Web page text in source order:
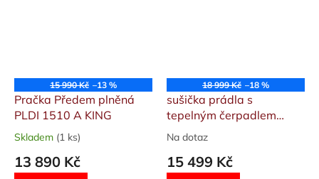
15 990 Kč –13 %
Pračka Předem plněná
PLDI 1510 A KING
Průměrné
produktu
Skladem (1 ks)
13 890 Kč
18 999 Kč –18 %
sušička prádla s
tepelným čerpadlem
PHILCO PDCI 10A King
Průměrné
produktu
Na dotaz
15 499 Kč